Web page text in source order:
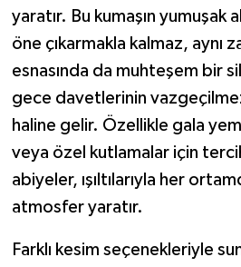
yaratır. Bu kumaşın yumuşak
öne çıkarmakla kalmaz, aynı
esnasında da muhteşem bir
gece davetlerinin
haline gelir. Özellikle gala
veya özel kutlamalar için
abiyeler, ışıltılarıyla her
atmosfer yaratır.
Farklı kesim seçenekleriyle